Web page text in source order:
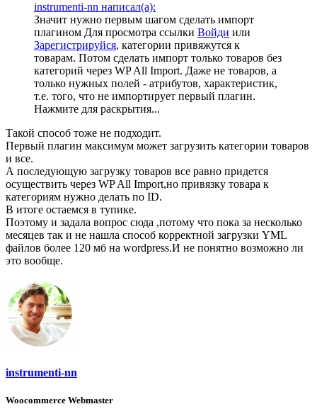
instrumenti-nn написал(а):
Значит нужно первым шагом сделать импорт
плагином Для просмотра ссылки Войди или
Зарегистрируйся, категории привяжутся к
товарам. Потом сделать импорт только товаров без
категорий через WP All Import. Даже не товаров, а
только нужных полей - атрибутов, характеристик,
т.е. того, что не импортирует первый плагин.
Нажмите для раскрытия...
Такой способ тоже не подходит.
Первый плагин максимум может загрузить категории товаров
и все.
А последующую загрузку товаров все равно придется
осуществить через WP All Import,но привязку товара к
категориям нужно делать по ID.
В итоге остаемся в тупике.
Поэтому и задала вопрос сюда ,потому что пока за несколько
месяцев так и не нашла способ корректной загрузки YML
файлов более 120 мб на wordpress.И не понятно возможно ли
это вообще.
instrumenti-nn
Woocommerce Webmaster